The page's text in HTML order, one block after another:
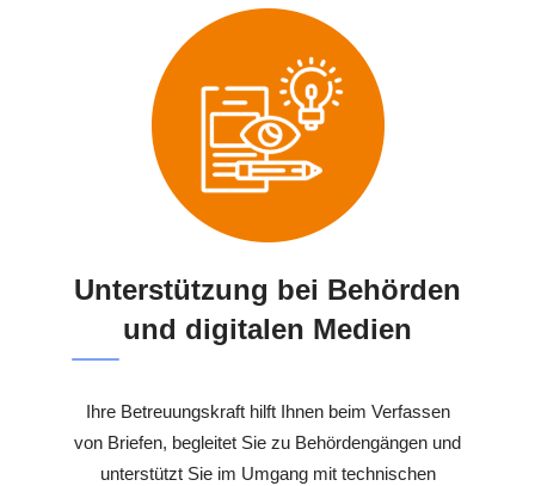
Unterstützung bei Behörden
und digitalen Medien
Ihre Betreuungskraft hilft Ihnen beim Verfassen
von Briefen, begleitet Sie zu Behördengängen und
unterstützt Sie im Umgang mit technischen